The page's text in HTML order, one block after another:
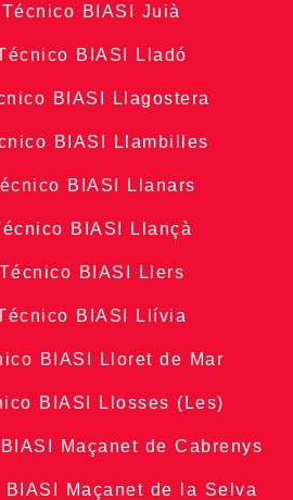
BIASI Juià
BIASI Lladó
BIASI Llagostera
BIASI Llambilles
BIASI Llanars
BIASI Llançà
BIASI Llers
BIASI Llívia
BIASI Lloret de Mar
BIASI Llosses (Les)
Maçanet de Cabrenys
Maçanet de la Selva